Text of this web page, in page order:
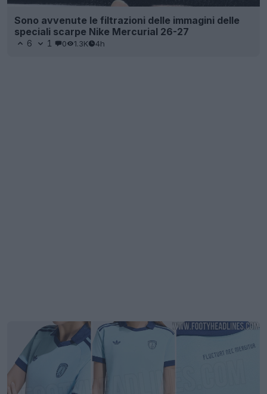
Sono avvenute le filtrazioni delle immagini delle
speciali scarpe Nike Mercurial 26-27
6 1 0 1.3K 4h